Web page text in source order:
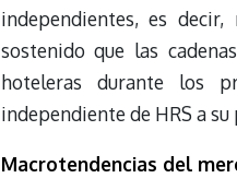
independientes, es
sostenido que las
hoteleras durante los
independiente de HRS a
Macrotendencias del